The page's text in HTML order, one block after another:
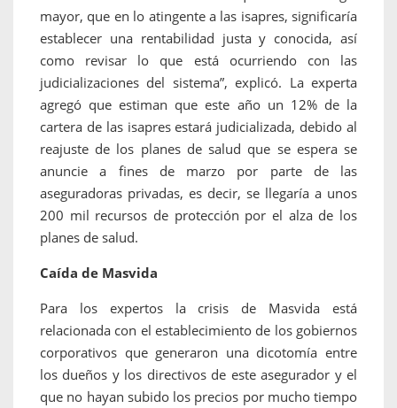
mayor, que en lo atingente a las isapres, significaría
establecer una rentabilidad justa y conocida, así
como revisar lo que está ocurriendo con las
judicializaciones del sistema”, explicó. La experta
agregó que estiman que este año un 12% de la
cartera de las isapres estará judicializada, debido al
reajuste de los planes de salud que se espera se
anuncie a fines de marzo por parte de las
aseguradoras privadas, es decir, se llegaría a unos
200 mil recursos de protección por el alza de los
planes de salud.
Caída de Masvida
Para los expertos la crisis de Masvida está
relacionada con el establecimiento de los gobiernos
corporativos que generaron una dicotomía entre
los dueños y los directivos de este asegurador y el
que no hayan subido los precios por mucho tiempo